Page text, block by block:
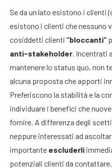
Se da un lato esistono i clienti
esistono i clienti che nessuno
cosiddetti clienti “bloccanti”
anti-stakeholder. Incentrati
mantenere lo status quo, non
alcuna proposta che apporti
Preferiscono la stabilità e la
individuare i benefici che
fornire. A differenza degli
neppure interessati ad
importante escluderli
potenziali clienti da contattare.